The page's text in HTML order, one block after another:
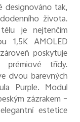
designováno tak,
života.
je nejtenčím
1,5K AMOLED
poskytuje
třídy.
dvou barevných
Purple. Modul
zázrakem –
estetice